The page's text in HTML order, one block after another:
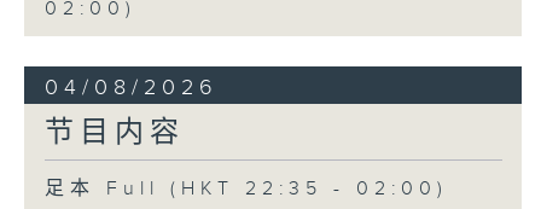
02:00)
04/08/2026
节目内容
足本 Full (HKT 22:35 - 02:00)